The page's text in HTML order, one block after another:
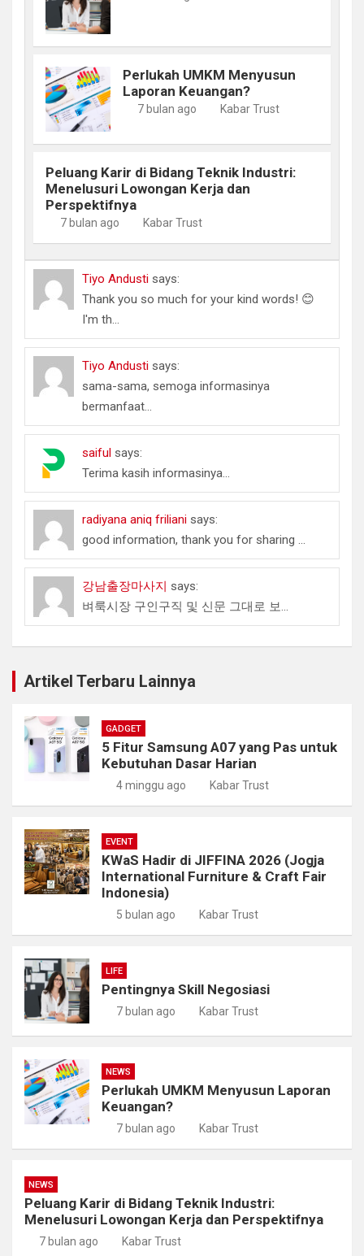
Perlukah UMKM Menyusun
Laporan Keuangan?
7 bulan ago Kabar Trust
Peluang Karir di Bidang Teknik Industri:
Menelusuri Lowongan Kerja dan
Perspektifnya
7 bulan ago Kabar Trust
Tiyo Andusti says:
Thank you so much for your kind words! 😊
I'm th...
Tiyo Andusti says:
sama-sama, semoga informasinya
bermanfaat...
saiful says:
Terima kasih informasinya...
radiyana aniq friliani says:
good information, thank you for sharing ...
강남출장마사지 says:
벼룩시장 구인구직 및 신문 그대로 보...
Artikel Terbaru Lainnya
GADGET
5 Fitur Samsung A07 yang Pas untuk
Kebutuhan Dasar Harian
4 minggu ago Kabar Trust
EVENT
KWaS Hadir di JIFFINA 2026 (Jogja
International Furniture & Craft Fair
Indonesia)
5 bulan ago Kabar Trust
LIFE
Pentingnya Skill Negosiasi
7 bulan ago Kabar Trust
NEWS
Perlukah UMKM Menyusun Laporan
Keuangan?
7 bulan ago Kabar Trust
NEWS
Peluang Karir di Bidang Teknik Industri:
Menelusuri Lowongan Kerja dan Perspektifnya
7 bulan ago Kabar Trust